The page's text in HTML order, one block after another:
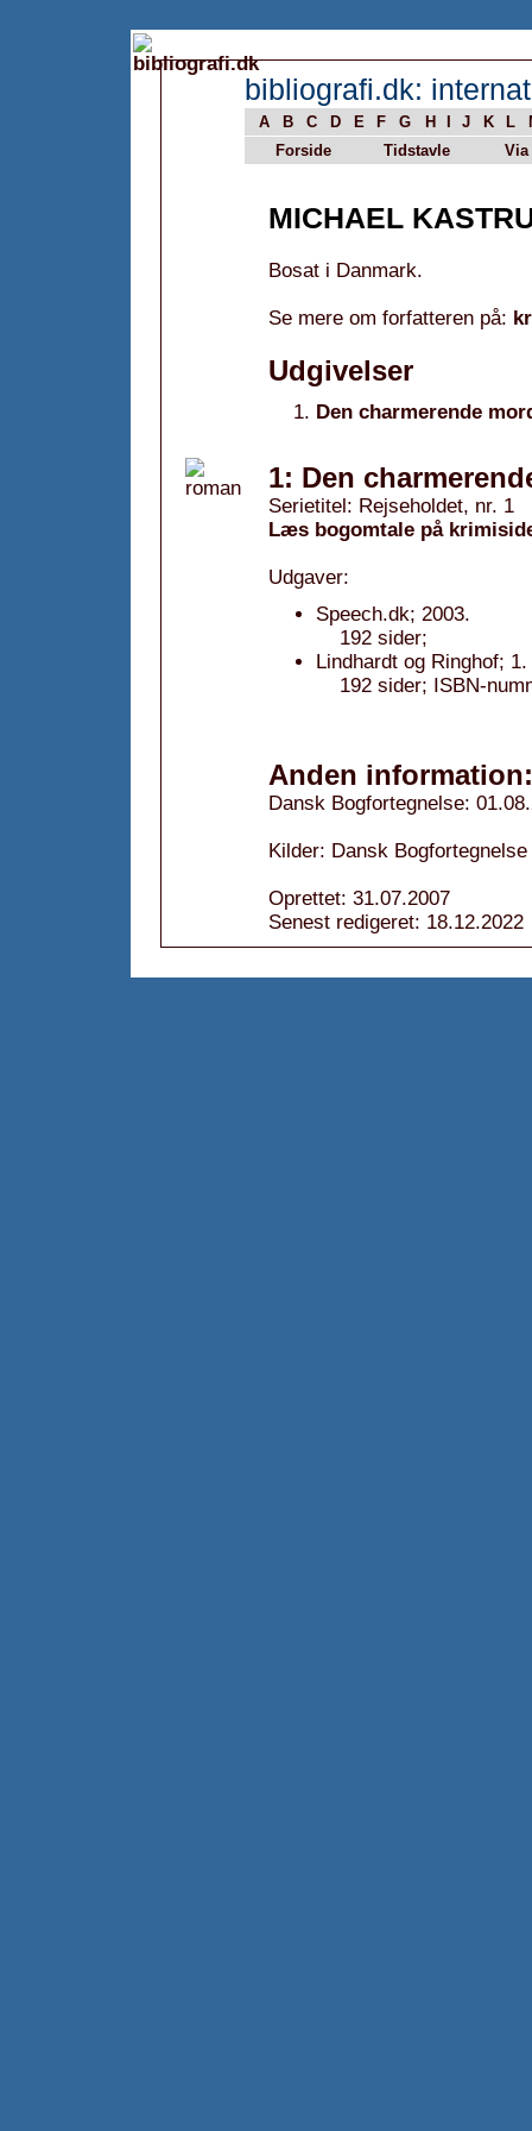
bibliografi.dk:
A B C D E F G H J K L
Forside
Tidstavle Via
MICHAEL
Bosat i Danmark.
Se mere om forfatteren på:
Udgivelser
Den charmerende
1: Den
Serietitel: Rejseholdet, nr. 1
Læs bogomtale på
Udgaver:
Speech.dk; 2003.
192 sider;
Lindhardt og Ringhof;
192 sider; ISBN-
Anden information:
Dansk Bogfortegnelse:
Kilder: Dansk Bogfortegnelse
Oprettet: 31.07.2007
Senest redigeret: 18.12.2022